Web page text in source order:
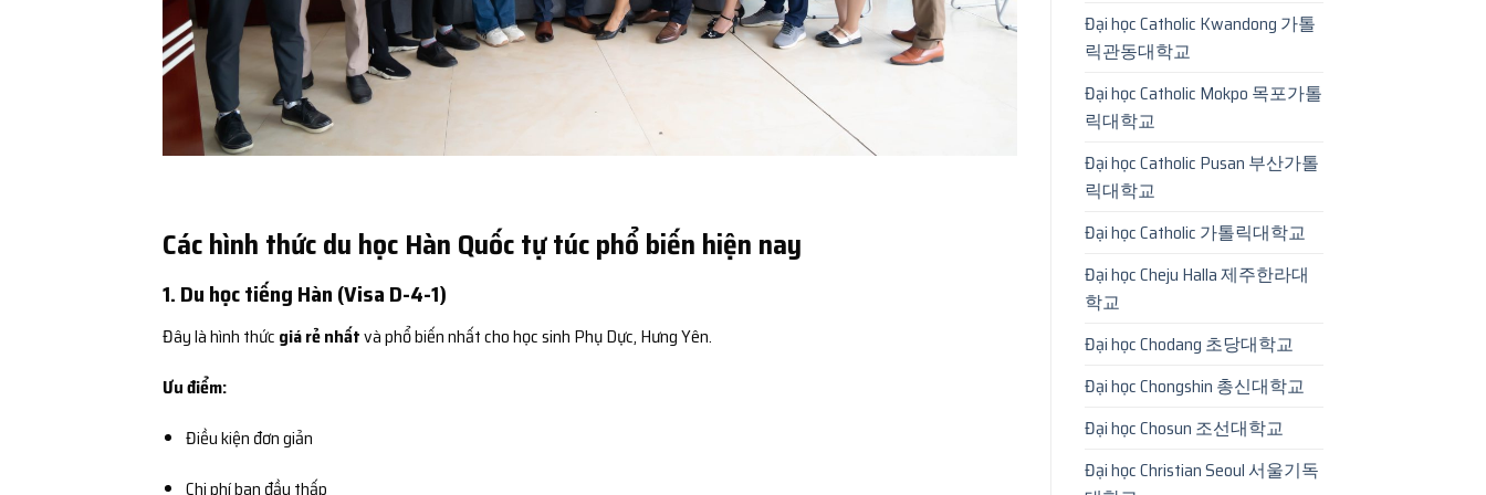
Các hình thức du học Hàn Quốc tự túc phổ biến hiện nay
1. Du học tiếng Hàn (Visa D-4-1)
Đây là hình thức giá rẻ nhấtvà phổ biến nhất cho học sinh Phụ Dực, Hưng Yên.
Ưu điểm:
Điều kiện đơn giản
Chi phí ban đầu thấp
Đại học Catholic Kwandong 가톨
릭관동대학교
Đại học Catholic Mokpo 목포가톨
릭대학교
Đại học Catholic Pusan 부산가톨
릭대학교
Đại học Catholic 가톨릭대학교
Đại học Cheju Halla 제주한라대
학교
Đại học Chodang 초당대학교
Đại học Chongshin 총신대학교
Đại học Chosun 조선대학교
Đại học Christian Seoul 서울기독